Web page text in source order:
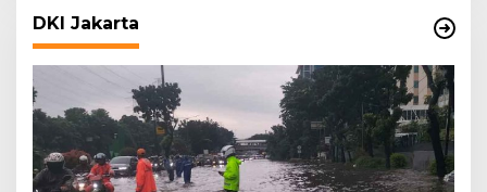
DKI Jakarta